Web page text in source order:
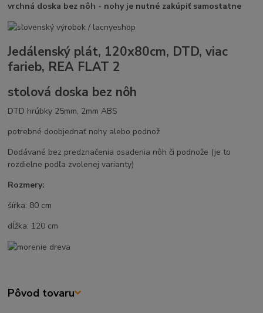
vrchná doska bez nôh - nohy je nutné zakúpiť samostatne
Jedálenský plát, 120x80cm, DTD, viac
farieb, REA FLAT 2
stolová doska bez nôh
DTD hrúbky 25mm, 2mm ABS
potrebné doobjednať nohy alebo podnož
Dodávané bez predznačenia osadenia nôh či podnože (je to
rozdielne podľa zvolenej varianty)
Rozmery:
šírka: 80 cm
dĺžka: 120 cm
Pôvod tovaru